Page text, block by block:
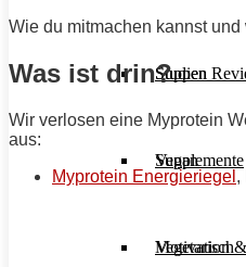
Studien
Supplemente
Motivation
Suppen
Vegan
Vegetarisch
Wie du mitmachen kannst
Was ist drin?
Wir verlosen eine Myprotein
aus:
Myprotein Energieriegel ,